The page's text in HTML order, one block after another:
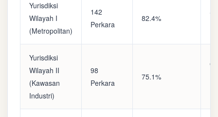
Yurisdiksi
Wilayah I
(Metropolitan)
142
Perkara
82.4%
Yurisdiksi
Wilayah II
(Kawasan
Industri)
98
Perkara
75.1%